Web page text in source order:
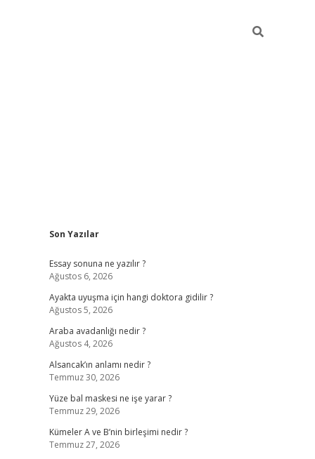
Sidebar
Son Yazılar
Essay sonuna ne yazılır ?
Ağustos 6, 2026
Ayakta uyuşma için hangi doktora gidilir ?
Ağustos 5, 2026
Araba avadanlığı nedir ?
Ağustos 4, 2026
Alsancak’ın anlamı nedir ?
Temmuz 30, 2026
Yüze bal maskesi ne işe yarar ?
Temmuz 29, 2026
Kümeler A ve B’nin birleşimi nedir ?
Temmuz 27, 2026